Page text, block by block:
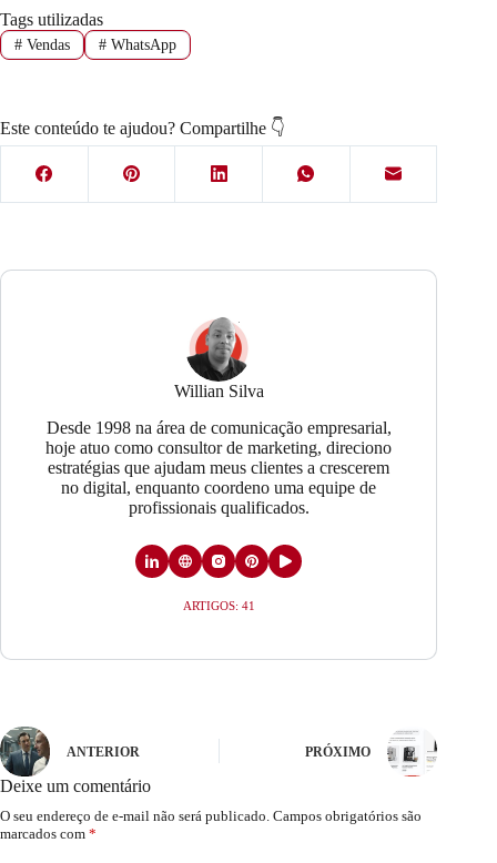
Tags utilizadas
#Vendas #WhatsApp
Este conteúdo te ajudou? Compartilhe 👇
Willian Silva
Desde 1998 na área de comunicação empresarial,
hoje atuo como consultor de marketing, direciono
estratégias que ajudam meus clientes a crescerem
no digital, enquanto coordeno uma equipe de
profissionais qualificados.
ARTIGOS: 41
ANTERIOR PRÓXIMO
Deixe um comentário
O seu endereço de e-mail não será publicado. Campos obrigatórios são
marcados com *